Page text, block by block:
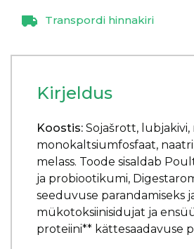
Transpordi hinnakiri
Kirjeldus
Koostis: Sojašrott, lubjakivi,
monokaltsiumfosfaat,
melass. Toode sisaldab
ja probiootikumi,
seeduvuse parandamiseks
mükotoksiinisidujat ja
proteiini** kättesaadavuse